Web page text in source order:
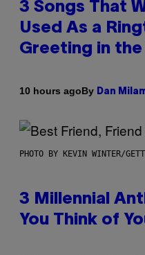
3 Songs That
Used As a
Greeting in
10 hours agoBy Dan
PHOTO BY KEVIN WINTER/
3 Millennial
You Think of